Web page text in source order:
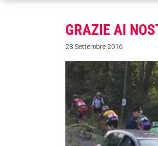
GRAZIE AI
28 Settembre 2016